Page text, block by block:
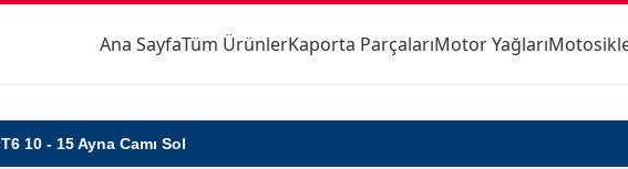
Ana SayfaTüm ÜrünlerKaporta ParçalarıMotor Yağları
T6 10 - 15 Ayna Camı Sol